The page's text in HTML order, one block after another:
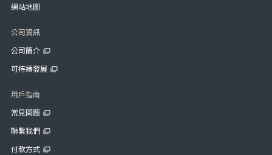
網站地圖
公司資訊
公司簡介
可持續發展
用戶指南
常見問題
聯繫我們
付款方式